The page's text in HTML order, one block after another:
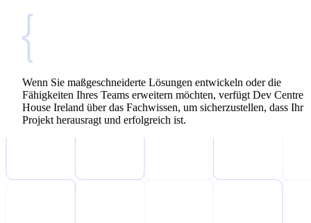
Wenn Sie maßgeschneiderte Lösungen entwickeln oder die
Fähigkeiten Ihres Teams erweitern möchten, verfügt Dev Centre
House Ireland über das Fachwissen, um sicherzustellen, dass Ihr
Projekt herausragt und erfolgreich ist.